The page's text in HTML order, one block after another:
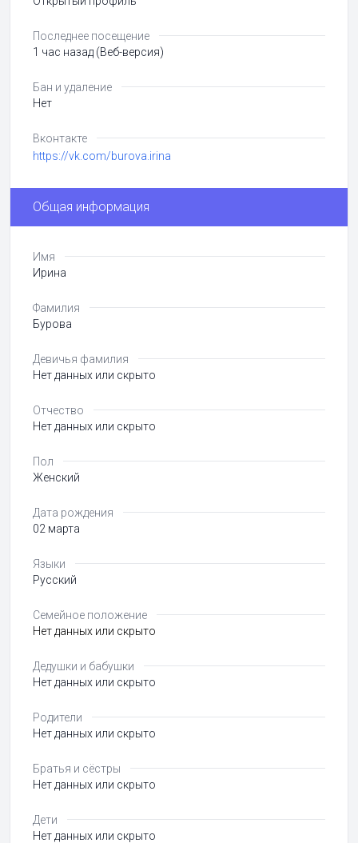
Последнее посещение
1 час назад (Веб-версия)
Бан и удаление
Нет
Вконтакте
https://vk.com/burova.irina
Общая информация
Имя
Ирина
Фамилия
Бурова
Девичья фамилия
Нет данных или скрыто
Отчество
Нет данных или скрыто
Пол
Женский
Дата рождения
02 марта
Языки
Русский
Семейное положение
Нет данных или скрыто
Дедушки и бабушки
Нет данных или скрыто
Родители
Нет данных или скрыто
Братья и сёстры
Нет данных или скрыто
Дети
Нет данных или скрыто